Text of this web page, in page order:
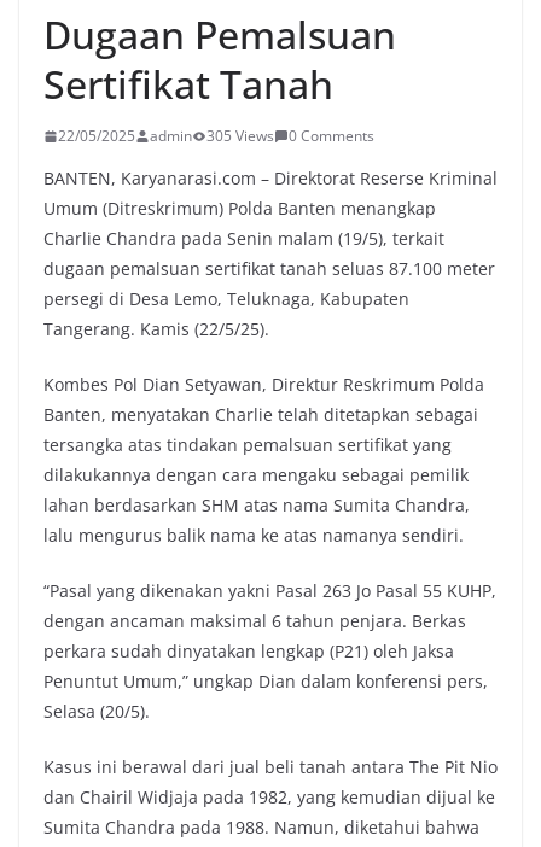
Dugaan Pemalsuan
Sertifikat Tanah
22/05/2025 admin 305 Views 0 Comments
BANTEN, Karyanarasi.com – Direktorat Reserse Kriminal
Umum (Ditreskrimum) Polda Banten menangkap
Charlie Chandra pada Senin malam (19/5), terkait
dugaan pemalsuan sertifikat tanah seluas 87.100 meter
persegi di Desa Lemo, Teluknaga, Kabupaten
Tangerang. Kamis (22/5/25).
Kombes Pol Dian Setyawan, Direktur Reskrimum Polda
Banten, menyatakan Charlie telah ditetapkan sebagai
tersangka atas tindakan pemalsuan sertifikat yang
dilakukannya dengan cara mengaku sebagai pemilik
lahan berdasarkan SHM atas nama Sumita Chandra,
lalu mengurus balik nama ke atas namanya sendiri.
“Pasal yang dikenakan yakni Pasal 263 Jo Pasal 55 KUHP,
dengan ancaman maksimal 6 tahun penjara. Berkas
perkara sudah dinyatakan lengkap (P21) oleh Jaksa
Penuntut Umum,” ungkap Dian dalam konferensi pers,
Selasa (20/5).
Kasus ini berawal dari jual beli tanah antara The Pit Nio
dan Chairil Widjaja pada 1982, yang kemudian dijual ke
Sumita Chandra pada 1988. Namun, diketahui bahwa